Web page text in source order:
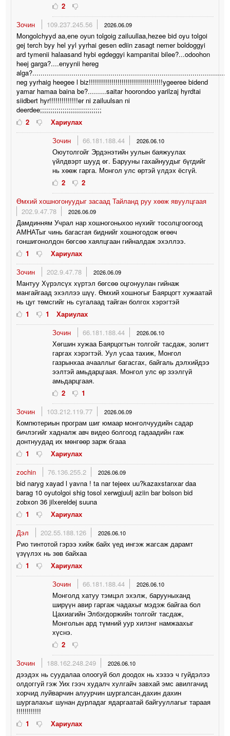
2
Зочин
109.237.245.56 2026.06.09
Mongolchyyd aa,ene oyun tolgoig zailuullaa,hezee bid oyu tolgoi
gej terch byy hel yyl yyrhai gesen ediin zasagt nemer boldoggyi
ard tymenii halaasand hybi egdeggyi kampanitai bilee?...odoohon
heej garga?....enyynii hereg
neg yyrhaig heegee l biz!!!!!!!!!!!!!!!!!!!!!!!!!!!!!!!!!!!!ygeeree bidend
yamar hamaa baina be?.........saitar hoorondoo yarilzaj hyrdtai
siidbert hyr!!!!!!!!!!!!!!er ni zailuulsan ni
deerdee;;;;;;;;;;;;;;;;;;;;;;;;;;;;;;
2
Хариулах
Зочин
66.181.188.44 2026.06.10
Оюутолгойг Эрдэнэтийн уулын баяжуулах
үйлдвэрт шууд өг. Барууны гахайнуудыг бүгдийг
нь хөөж гарга. Монгол улс өртэй үлдэх ёсгүй.
2
2
Өмхий хошногонуудыг засаад Тайланд руу хөөж явуулцгаая
202.9.47.78
2026.06.09
Дамдинням Учрал нар хошногоныхоо нүхийг тосолцгоогоод
АМНАТыг чинь багасгая биднийг хошногодож өгөөч
гоншигонолдон бөгсөө хаялцгаан гийналдаж эхэллээ.
1
Хариулах
Зочин
202.9.47.78 2026.06.09
Мантуу Хүрэлсүх хүртэл бөгсөө оцгонуулан гийнаж
мангайгаад эхэллээ шүү. Өмхий хошногыг Баярцогт хужаатай
нь цуг төмсгийг нь сугалаад тайган болгох хэрэгтэй
1
1
Хариулах
Зочин
66.181.188.44 2026.06.10
Хөгшин хужаа Баярцогтын толгойг тасдаж, золигт
гаргах хэрэгтэй. Уул усаа тахиж, Монгол
газрынхаа ачааллыг багасгах, байгаль дэлхийдээ
ээлтэй амьдарцгаая. Монгол улс өр зээлгүй
амьдарцгаая.
2
1
Зочин
103.212.119.77 2026.06.09
Компютериын програм шиг юмаар монголчуудийн садар
бичлэгийг хадналж авч видео болгоод гадаадийн гаж
донтнуудад их мөнгөөр зарж бгааа
1
Хариулах
zochin
76.136.255.2 2026.06.09
bid naryg xayad l yavna ! ta nar tejeex uu?kazaxstanxar daa
barag 10 oyutolgoi shig tosol xerwgjuulj aziin bar bolson bid
zobxon 36 jilxereldej suuna
1
Хариулах
Дэл
202.55.188.126 2026.06.10
Рио тинтотой гэрээ хийж байх үед ингэж жагсаж дарамт
үзүүлэх нь зөв байхаа
1
Хариулах
Зочин
66.181.188.44 2026.06.10
Монголд хатуу тэмцэл эхэлж, барууныханд
ширүүн авир гаргаж чадахыг мэдэж байгаа бол
Цахиагийн Элбэгдоржийн толгойг тасдаж,
Монголын ард түмний уур хилэнг намжаахыг
хүснэ.
2
Зочин
188.162.248.249 2026.06.10
дээдэх нь суудалаа олоогуй бол доодох нь хэзээ ч гуйдэлээ
олдоггуй гэж Уих гээч худалч хулгайч завхай эмс авилгачид
хорчид луйварчин алуурчин шургалсан,дахин дахин
шургалахыг шунан дурладаг ядаргаатай байгууллагыг тараая
!!!!!!!!!!!!
1
Хариулах